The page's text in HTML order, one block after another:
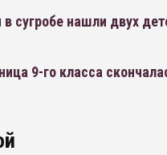
сугробе нашли двух
9-го класса